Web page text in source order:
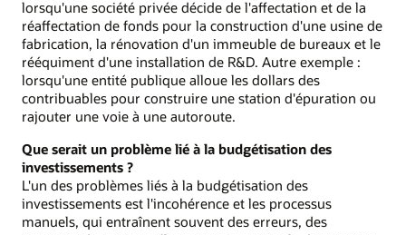
lorsqu'une société privée décide de l'affectation et de la
réaffectation de fonds pour la construction d'une usine de
fabrication, la rénovation d'un immeuble de bureaux et le
rééquiment d'une installation de R&D. Autre exemple :
lorsqu'une entité publique alloue les dollars des
contribuables pour construire une station d'épuration ou
rajouter une voie à une autoroute.
Que serait un problème lié à la budgétisation des
investissements ?
L'un des problèmes liés à la budgétisation des
investissements est l'incohérence et les processus
manuels, qui entraînent souvent des erreurs, des